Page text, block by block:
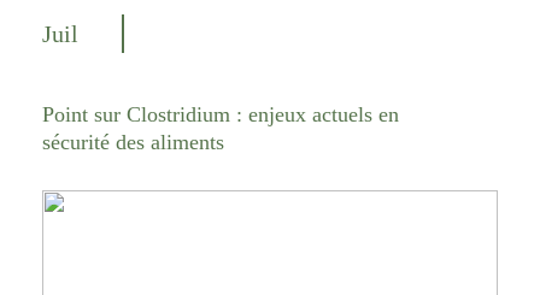
Juil
Point sur Clostridium : enjeux actuels en
sécurité des aliments